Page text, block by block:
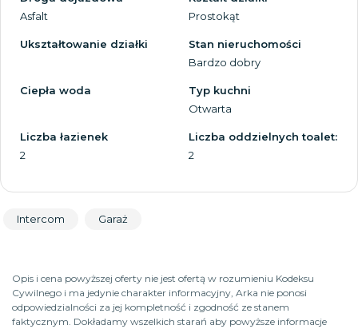
Asfalt
Prostokąt
Ukształtowanie działki
Stan nieruchomości
Bardzo dobry
Ciepła woda
Typ kuchni
Otwarta
Liczba łazienek
2
Liczba oddzielnych toalet:
2
Intercom Garaż
Opis i cena powyższej oferty nie jest ofertą w rozumieniu Kodeksu
Cywilnego i ma jedynie charakter informacyjny, Arka nie ponosi
odpowiedzialności za jej kompletność i zgodność ze stanem
faktycznym. Dokładamy wszelkich starań aby powyższe informacje